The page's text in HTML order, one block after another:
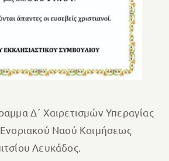
Δ´ Χαιρετισμών Υπεραγίας
Ναού Κοιμήσεως
Λευκάδος.